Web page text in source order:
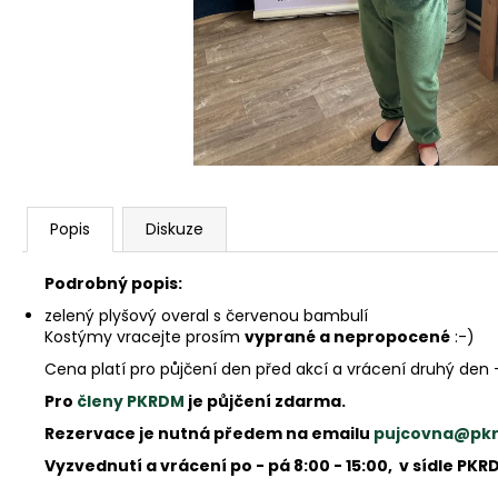
Popis Diskuze
Podrobný popis:
zelený plyšový overal s červenou bambulí
Kostýmy vracejte prosím vyprané a nepropocené :-)
Cena platí pro půjčení den před akcí a vrácení druhý
Pro členy PKRDM je půjčení zdarma.
Rezervace je nutná předem na emailu
Vyzvednutí a vrácení po - pá 8:00 - 15:00, v sídle